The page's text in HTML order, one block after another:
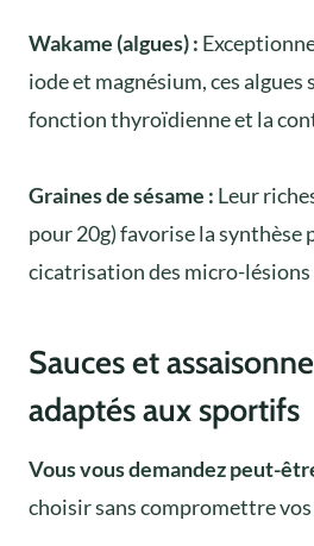
Wakame (algues) :
iode et magnésium, ces
fonction thyroïdienne et la
Graines de sésame : Leur
pour 20g) favorise la synthèse
cicatrisation des micro-lésions
Sauces et
adaptés aux sportifs
Vous vous demandez peut-
choisir sans compromettre